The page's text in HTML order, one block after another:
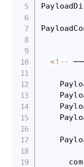
< ! --
      com